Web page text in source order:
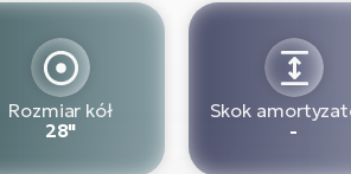
Rozmiar kół
28"
Skok
-